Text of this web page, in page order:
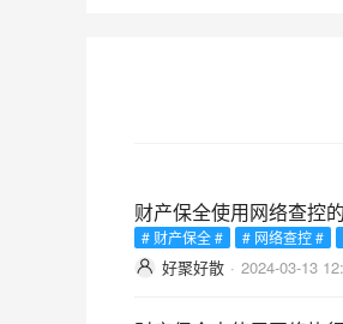
财产保全使用网络查控
# 财产保全 # # 网络查控 #
好聚好散 · 2024-03-13